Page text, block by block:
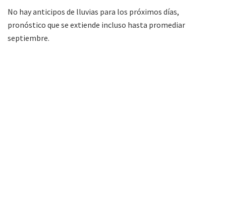
No hay anticipos de lluvias para los próximos días,
pronóstico que se extiende incluso hasta promediar
septiembre.